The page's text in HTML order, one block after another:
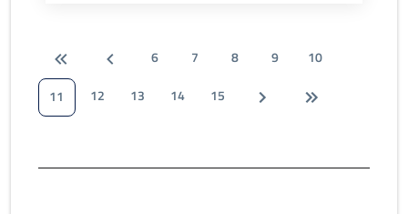
6 7 8 9
10
11
12 13 14 15